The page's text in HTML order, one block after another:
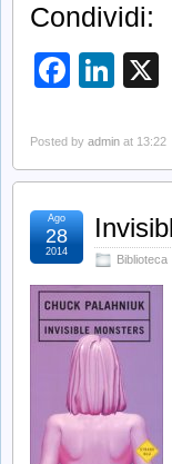
Condividi:
Posted by admin at 13:22
Biblioteca
Ago
28
2014